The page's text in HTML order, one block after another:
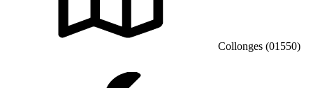
Collonges (01550)